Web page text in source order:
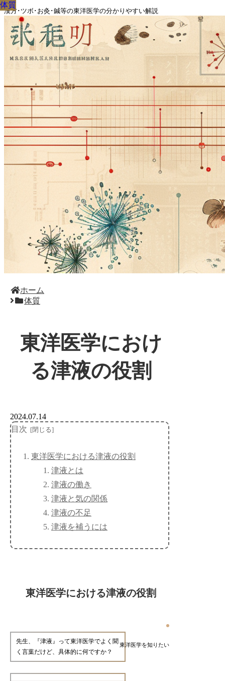
漢方･ツボ･お灸･鍼等の東洋医学の分かりやすい解説
ホーム
体質
東洋医学におけ
る津液の役割
体質
2024.07.14
目次
東洋医学における津液の役割
津液とは
津液の働き
津液と気の関係
津液の不足
津液を補うには
東洋医学における津液の役割
東洋医学を知りたい
先生、『津液』って東洋医学でよく聞
く言葉だけど、具体的に何ですか？
体質
体質
体質
体質
体質
体質
体質
体質